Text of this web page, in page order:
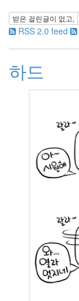
받은 걸린글이 없고,
RSS 2.0 feed
하드
2007
년
12
월
3
2008
2008